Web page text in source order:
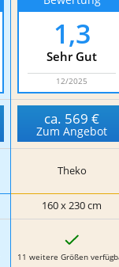
1,3
Sehr Gut
12/2025
ca. 569 €
Zum Angebot
Theko
160 x 230 cm
11 weitere Größen